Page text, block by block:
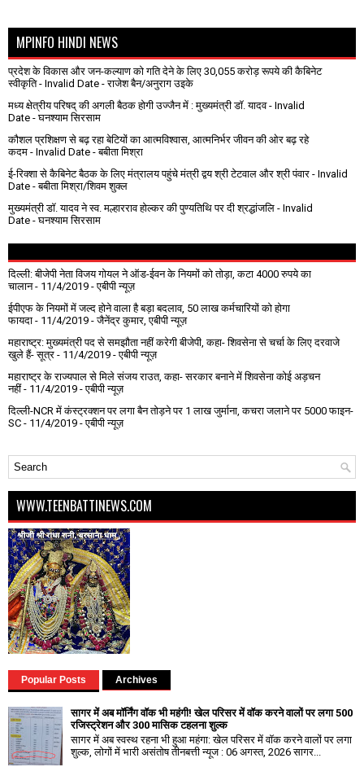
MPINFO HINDI NEWS
प्रदेश के विकास और जन-कल्याण को गति देने के लिए 30,055 करोड़ रूपये की कैबिनेट
स्वीकृति- Invalid Date - राजेश बैन/अनुराग उइके
मध्य क्षेत्रीय परिषद् की अगली बैठक होगी उज्जैन में : मुख्यमंत्री डॉ. यादव- Invalid
Date - घनश्याम सिरसाम
कौशल प्रशिक्षण से बढ़ रहा बेटियों का आत्मविश्वास, आत्मनिर्भर जीवन की ओर बढ़ रहे
कदम - Invalid Date - बबीता मिश्रा
ई-रिक्शा से कैबिनेट बैठक के लिए मंत्रालय पहुंचे मंत्री द्वय श्री टेटवाल और श्री पंवार - Invalid
Date - बबीता मिश्रा/शिवम शुक्ल
मुख्यमंत्री डॉ. यादव ने स्व. मल्हारराव होल्कर की पुण्यतिथि पर दी श्रद्धांजलि - Invalid
Date - घनश्याम सिरसाम
दिल्ली: बीजेपी नेता विजय गोयल ने ऑड-ईवन के नियमों को तोड़ा, कटा 4000 रुपये का
चालान- 11/4/2019 - एबीपी न्यूज़
ईपीएफ के नियमों में जल्द होने वाला है बड़ा बदलाव, 50 लाख कर्मचारियों को होगा
फायदा - 11/4/2019 - जैनेंद्र कुमार, एबीपी न्यूज़
महाराष्ट्र: मुख्यमंत्री पद से समझौता नहीं करेगी बीजेपी, कहा- शिवसेना से चर्चा के लिए दरवाजे
खुले हैं- सूत्र - 11/4/2019 - एबीपी न्यूज़
महाराष्ट्र के राज्यपाल से मिले संजय राउत, कहा- सरकार बनाने में शिवसेना कोई अड़चन
नहीं- 11/4/2019 - एबीपी न्यूज़
दिल्ली-NCR में कंस्ट्रक्शन पर लगा बैन तोड़ने पर 1 लाख जुर्माना, कचरा जलाने पर ₹5000 फाइन-
SC - 11/4/2019 - एबीपी न्यूज़
WWW.TEENBATTINEWS.COM
Popular Posts Archives
सागर में अब मॉर्निंग वॉक भी महंगी! खेल परिसर में वॉक करने वालों पर लगा ₹500
रजिस्ट्रेशन और ₹300 मासिक टहलना शुल्क
सागर में अब स्वस्थ रहना भी हुआ महंगा: खेल परिसर में वॉक करने वालों पर लगा
शुल्क, लोगों में भारी असंतोष तीनबत्ती न्यूज : 06 अगस्त, 2026 सागर...